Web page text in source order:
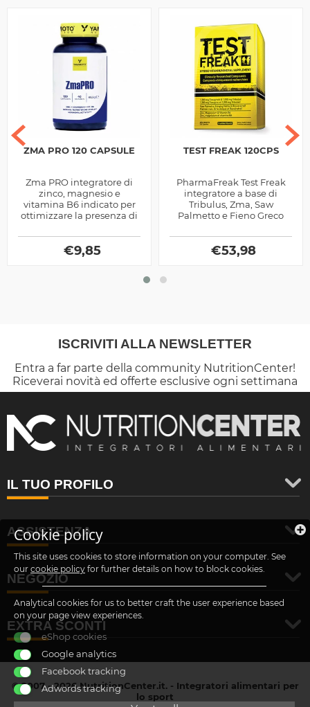
ZMA PRO 120 CAPSULE
Zma PRO integratore di
zinco, magnesio e
vitamina B6 indicato per
ottimizzare la presenza di
aiutare i risultati di
aumento della...
€9,85
TEST FREAK 120CPS
PharmaFreak Test Freak
integratore a base di
Tribulus, Zma, Saw
Palmetto e Fieno Greco
naturale produzione di
testosterone
€53,98
ISCRIVITI ALLA NEWSLETTER
Entra a far parte della community NutritionCenter!
Riceverai novità ed offerte esclusive ogni settimana
IL TUO PROFILO
ASSISTENZA
NEGOZIO
EXTRA SCONTI
© 2007 - 2026 NutritionCenter.it. - Integratori alimentari per
lo sport
Cookie policy
This site uses cookies to store information on your computer. See
our cookie policy for further details on how to block cookies.
Analytical cookies for us to better craft the user experience based
on your page view experiences.
eShop cookies
Google analytics
Facebook tracking
Adwords tracking